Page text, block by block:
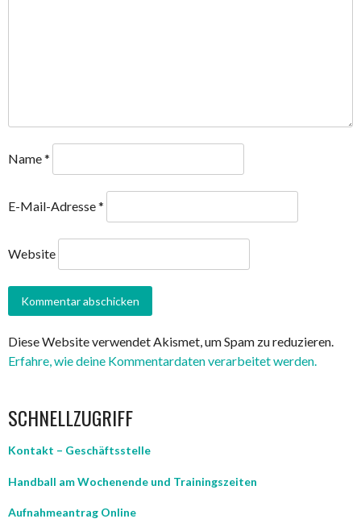
Name*
E-Mail-Adresse*
Website
Diese Website verwendet Akismet, um Spam zu reduzieren.
Erfahre, wie deine Kommentardaten verarbeitet werden.
SCHNELLZUGRIFF
Kontakt – Geschäftsstelle
Handball am Wochenende und Trainingszeiten
Aufnahmeantrag Online